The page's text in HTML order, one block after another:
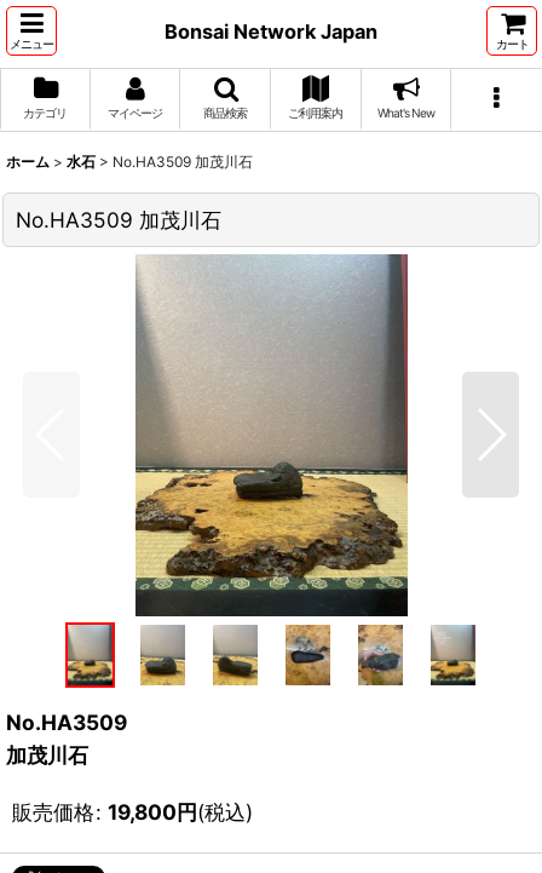
メニュー
Bonsai Network Japan
カート
カテゴリ マイページ 商品検索 ご利用案内 What's New
ホーム > 水石 > No.HA3509 加茂川石
No.HA3509 加茂川石
No.HA3509
加茂川石
販売価格: 19,800円(税込)